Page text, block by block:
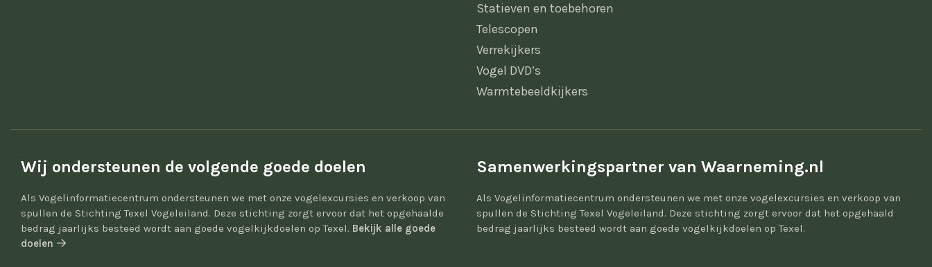
Statieven en toebehoren
Telescopen
Verrekijkers
Vogel DVD’s
Warmtebeeldkijkers
Wij ondersteunen de volgende goede doelen
Als Vogelinformatiecentrum ondersteunen we met onze vogelexcursies en verkoop van
spullen de Stichting Texel Vogeleiland. Deze stichting zorgt ervoor dat het opgehaalde
bedrag jaarlijks besteed wordt aan goede vogelkijkdoelen op Texel. Bekijk alle goede
doelen
Samenwerkingspartner van Waarneming.nl
Als Vogelinformatiecentrum ondersteunen we met onze vogelexcursies en verkoop van
spullen de Stichting Texel Vogeleiland. Deze stichting zorgt ervoor dat het opgehaald
bedrag jaarlijks besteed wordt aan goede vogelkijkdoelen op Texel.